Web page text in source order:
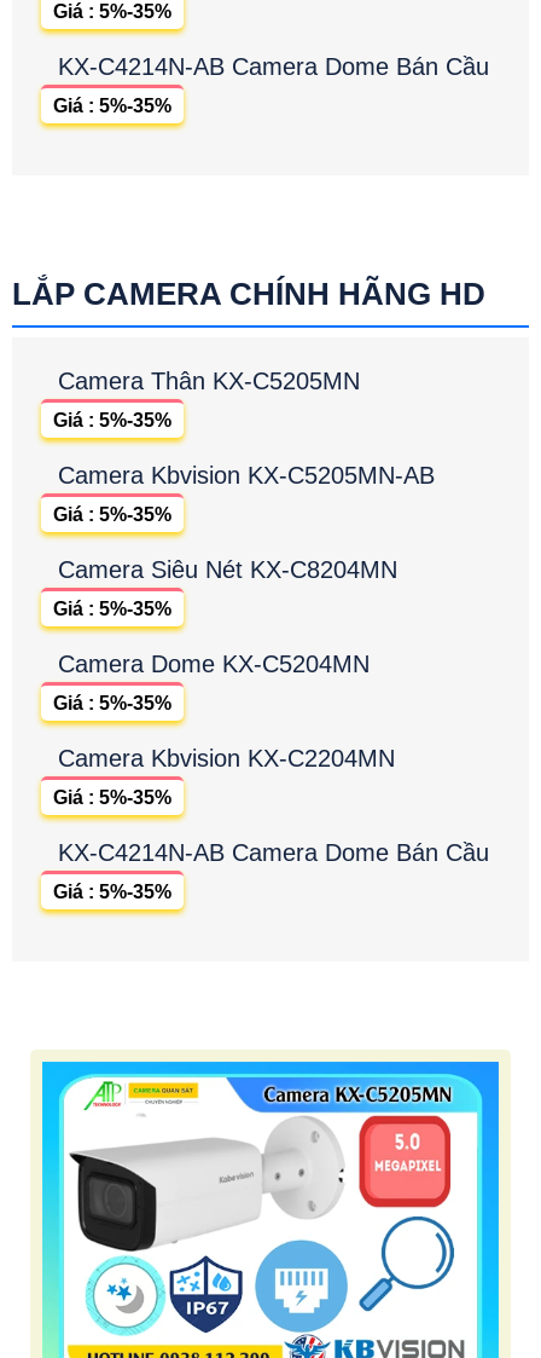
Giá : 5%-35%
KX-C4214N-AB Camera Dome Bán Cầu
Giá : 5%-35%
LẮP CAMERA CHÍNH HÃNG HD
Camera Thân KX-C5205MN
Giá : 5%-35%
Camera Kbvision KX-C5205MN-AB
Giá : 5%-35%
Camera Siêu Nét KX-C8204MN
Giá : 5%-35%
Camera Dome KX-C5204MN
Giá : 5%-35%
Camera Kbvision KX-C2204MN
Giá : 5%-35%
KX-C4214N-AB Camera Dome Bán Cầu
Giá : 5%-35%